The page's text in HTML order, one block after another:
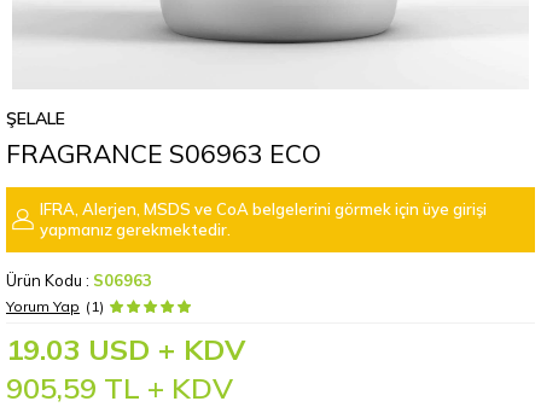
ŞELALE
FRAGRANCE S06963 ECO
IFRA, Alerjen, MSDS ve CoA belgelerini görmek için üye girişi
yapmanız gerekmektedir.
Ürün Kodu : S06963
Yorum Yap (1)
19.03 USD + KDV
905,59 TL + KDV